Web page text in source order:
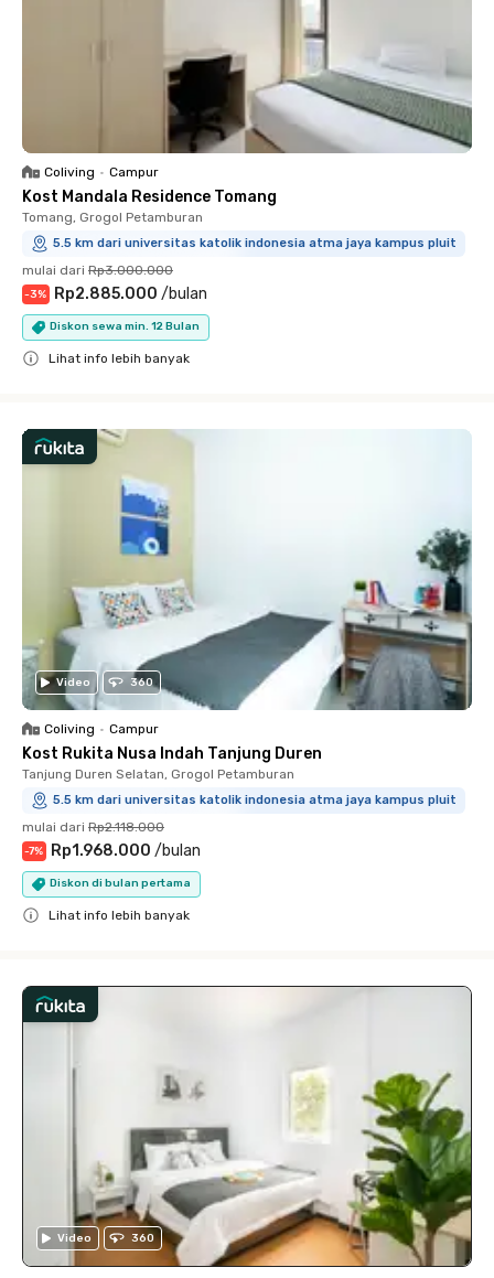
Coliving • Campur
Kost Mandala Residence Tomang
Tomang, Grogol Petamburan
5.5 km dari universitas katolik indonesia atma jaya kampus pluit
mulai dari Rp3.000.000
-3% Rp2.885.000 /bulan
Diskon sewa min. 12 Bulan
Lihat info lebih banyak
Video 360
Coliving • Campur
Kost Rukita Nusa Indah Tanjung Duren
Tanjung Duren Selatan, Grogol Petamburan
5.5 km dari universitas katolik indonesia atma jaya kampus pluit
mulai dari Rp2.118.000
-7% Rp1.968.000 /bulan
Diskon di bulan pertama
Lihat info lebih banyak
Video 360